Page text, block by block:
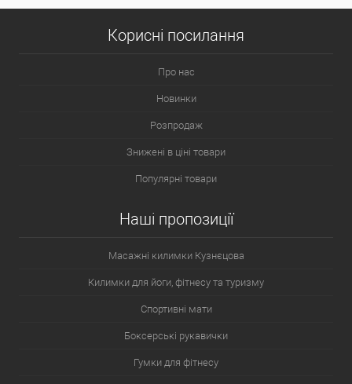
Корисні посилання
Про нас
Новинки
Розпродаж
Знижені в ціні товари
Популярні товари
Наші пропозиції
Масажні килимки Кузнєцова
Килимки для йоги, фітнесу та туризму
Спортивні мати
Боксерські рукавички
Гумки для фітнесу